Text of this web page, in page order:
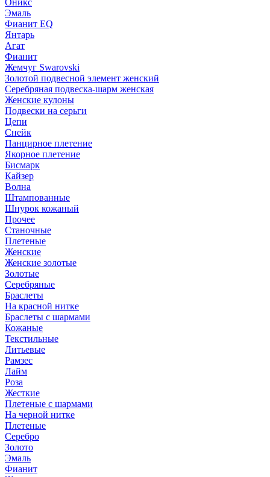
Оникс
Эмаль
Фианит EQ
Янтарь
Агат
Фианит
Жемчуг Swarovski
Золотой подвесной элемент женcкий
Серебряная подвеска-шарм женская
Женские кулоны
Подвески на серьги
Цепи
Снейк
Панцирное плетение
Якорное плетение
Бисмарк
Кайзер
Волна
Штампованные
Шнурок кожаный
Прочее
Станочные
Плетеные
Женские
Женские золотые
Золотые
Серебряные
Браслеты
На красной нитке
Браслеты с шармами
Кожаные
Текстильные
Литьевые
Рамзес
Лайм
Роза
Жесткие
Плетеные с шармами
На черной нитке
Плетеные
Серебро
Золото
Эмаль
Фианит